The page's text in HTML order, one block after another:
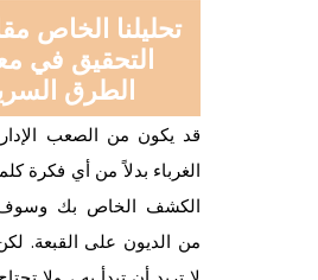
تحليلنا الخاص
التحقيق في
الطرق
قد يكون من الصعب
الغرباء بدلاً من أي فكرة
الكشف الخاص بك
من الديون على القبعة.